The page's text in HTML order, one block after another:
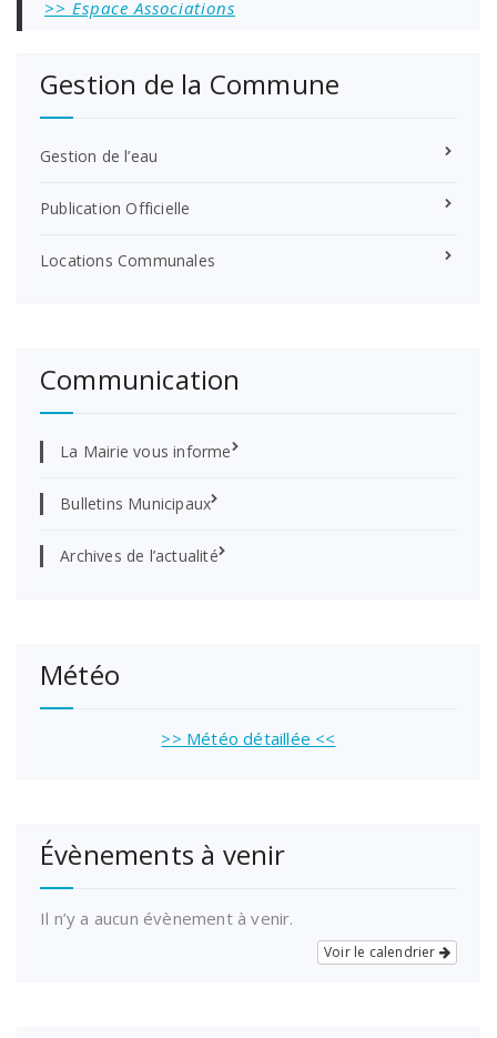
>> Espace Associations
Gestion de la Commune
Gestion de l’eau
Publication Officielle
Locations Communales
Communication
La Mairie vous informe
Bulletins Municipaux
Archives de l’actualité
Météo
>> Météo détaillée <<
Évènements à venir
Il n’y a aucun évènement à venir.
Voir le calendrier